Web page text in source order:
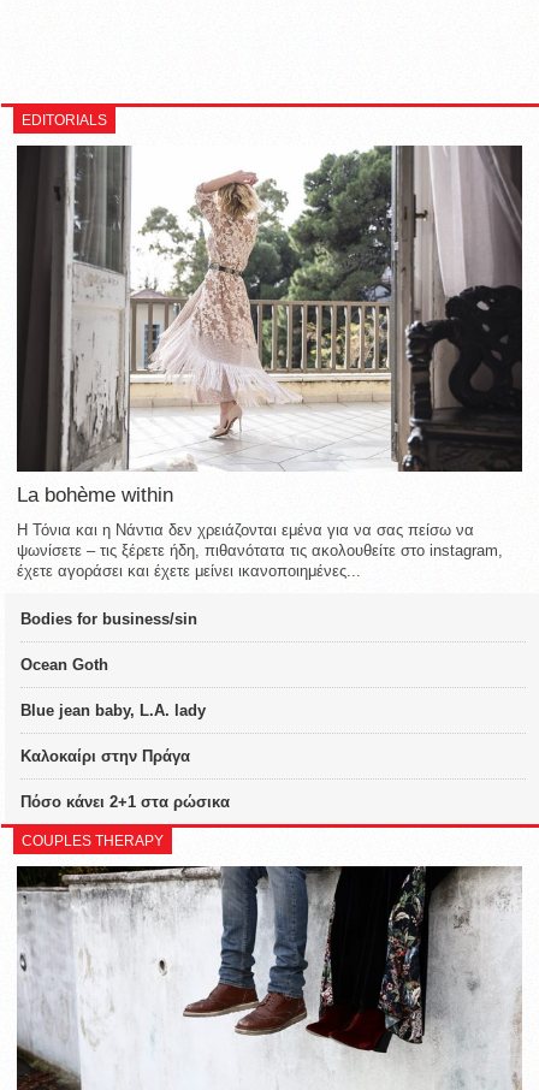
EDITORIALS
La bohème within
Η Τόνια και η Νάντια δεν χρειάζονται εμένα για να σας πείσω να
ψωνίσετε – τις ξέρετε ήδη, πιθανότατα τις ακολουθείτε στο instagram,
έχετε αγοράσει και έχετε μείνει ικανοποιημένες...
Bodies for business/sin
Ocean Goth
Blue jean baby, L.A. lady
Καλοκαίρι στην Πράγα
Πόσο κάνει 2+1 στα ρώσικα
COUPLES THERAPY